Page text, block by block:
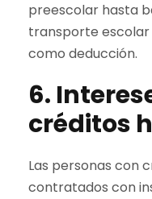
preescolar hasta
transporte escolar
como deducción.
6.
créditos
Las personas con
contratados con